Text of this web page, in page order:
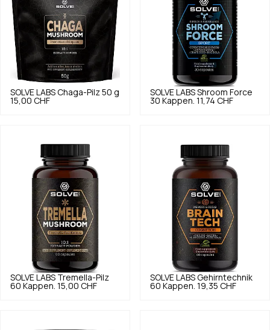
SOLVE LABS Chaga-Pilz 50 g
15,00 CHF
SOLVE LABS Shroom Force
30 Kappen. 11,74 CHF
SOLVE LABS Tremella-Pilz
60 Kappen. 15,00 CHF
SOLVE LABS Gehirntechnik
60 Kappen. 19,35 CHF